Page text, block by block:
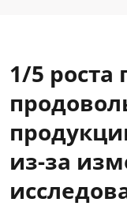
1/5 роста
из-за